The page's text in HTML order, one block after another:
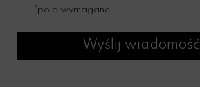
*pola wymagane
Wyślij wiadomość